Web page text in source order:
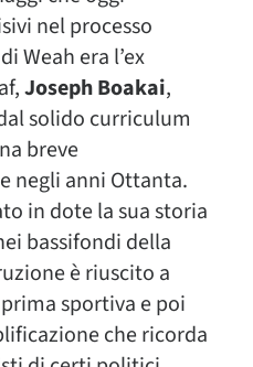
nel processo
Weah era l’ex
Joseph Boakai,
solido curriculum
breve
negli anni Ottanta.
in dote la sua storia
bassifondi della
è riuscito a
sportiva e poi
che ricorda